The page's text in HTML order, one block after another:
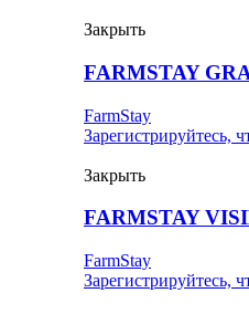
Закрыть
FARMSTAY
FarmStay
Зарегистрируйтесь,
Закрыть
FARMSTAY
FarmStay
Зарегистрируйтесь,